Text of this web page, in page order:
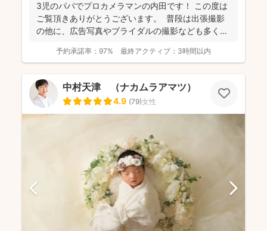
3児のパパでプロカメラマンの内田です！ この度は
ご覧頂きありがとうございます。 普段は出張撮影
の他に、広告写真やブライダルの撮影なども多くご
予約承諾率： 97% 最終アクティブ： 3時間以内
中村天津 （ナカムラアマツ）
4.9 (79)女性